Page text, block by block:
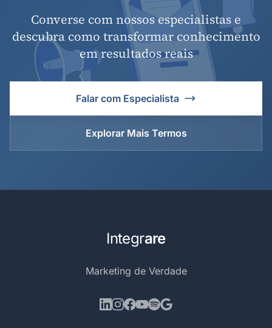
Converse com nossos especialistas e
descubra como transformar conhecimento
em resultados reais
Falar com Especialista
Explorar Mais Termos
Integrare
Marketing de Verdade